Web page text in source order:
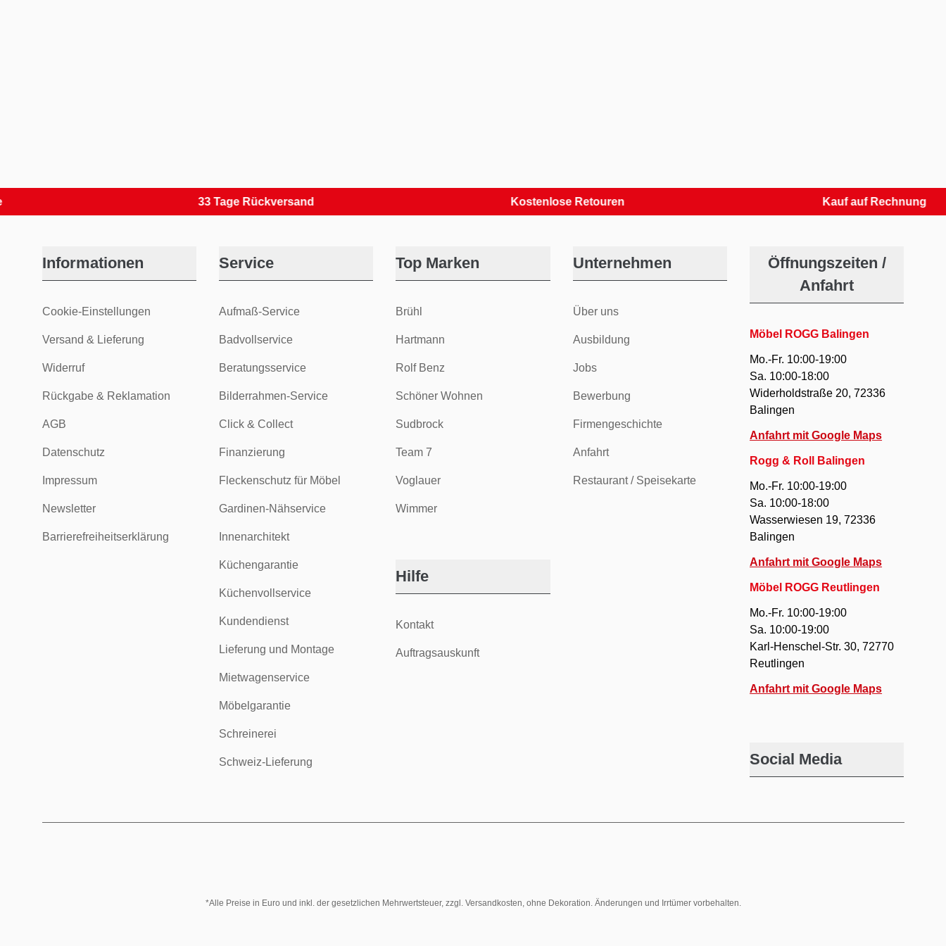
33 Tage Rückversand Kostenlose Retouren Kauf auf Rechnung
Informationen
Cookie-Einstellungen
Versand & Lieferung
Widerruf
Rückgabe & Reklamation
AGB
Datenschutz
Impressum
Newsletter
Barrierefreiheitserklärung
Service
Aufmaß-Service
Badvollservice
Beratungsservice
Bilderrahmen-Service
Click & Collect
Finanzierung
Fleckenschutz für Möbel
Gardinen-Nähservice
Innenarchitekt
Küchengarantie
Küchenvollservice
Kundendienst
Lieferung und Montage
Mietwagenservice
Möbelgarantie
Schreinerei
Schweiz-Lieferung
Top Marken
Brühl
Hartmann
Rolf Benz
Schöner Wohnen
Sudbrock
Team 7
Voglauer
Wimmer
Hilfe
Kontakt
Auftragsauskunft
Unternehmen
Über uns
Ausbildung
Jobs
Bewerbung
Firmengeschichte
Anfahrt
Restaurant / Speisekarte
Öffnungszeiten /
Anfahrt
Möbel ROGG Balingen
Mo.-Fr. 10:00-19:00
Sa. 10:00-18:00
Widerholdstraße 20, 72336
Balingen
Anfahrt mit Google Maps
Rogg & Roll Balingen
Mo.-Fr. 10:00-19:00
Sa. 10:00-18:00
Wasserwiesen 19, 72336
Balingen
Anfahrt mit Google Maps
Möbel ROGG Reutlingen
Mo.-Fr. 10:00-19:00
Sa. 10:00-19:00
Karl-Henschel-Str. 30, 72770
Reutlingen
Anfahrt mit Google Maps
Social Media
*Alle Preise in Euro und inkl. der gesetzlichen Mehrwertsteuer, zzgl. Versandkosten, ohne Dekoration. Änderungen und Irrtümer vorbehalten.